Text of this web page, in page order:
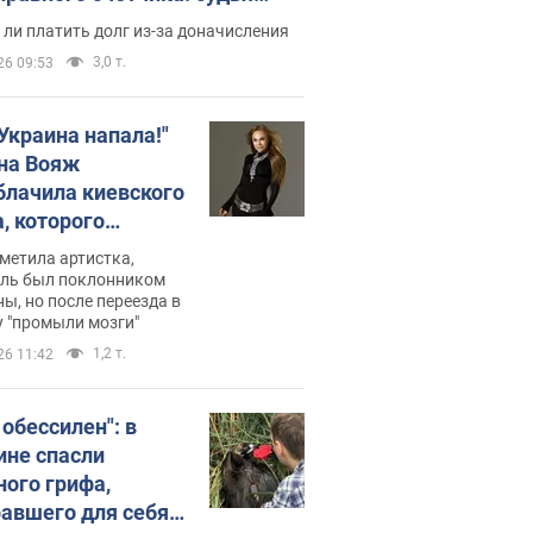
неожиданное решение
платить долг из-за доначисления
09:53 3,0 т.
напала!"
Вояж
киевского
которого
он
не знал,
хочет
украинцев
артистка,
был поклонником
но после переезда в
"промыли мозги"
11:42 1,2 т.
в
спасли
грифа,
для себя